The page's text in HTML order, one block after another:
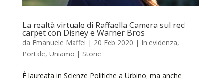
La realtà virtuale di Raffaella Camera sul red
carpet con Disney e Warner Bros
da Emanuele Maffei | 20 Feb 2020 | In evidenza,
Portale, Uniamo | Storie
È laureata in Scienze Politiche a Urbino, ma anche